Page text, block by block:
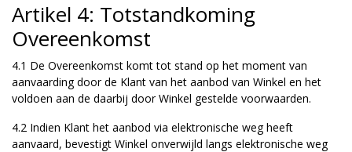
Artikel 4: Totstandkoming
Overeenkomst
4.1 De Overeenkomst komt tot stand op het moment van
aanvaarding door de Klant van het aanbod van Winkel en het
voldoen aan de daarbij door Winkel gestelde voorwaarden.
4.2 Indien Klant het aanbod via elektronische weg heeft
aanvaard, bevestigt Winkel onverwijld langs elektronische weg